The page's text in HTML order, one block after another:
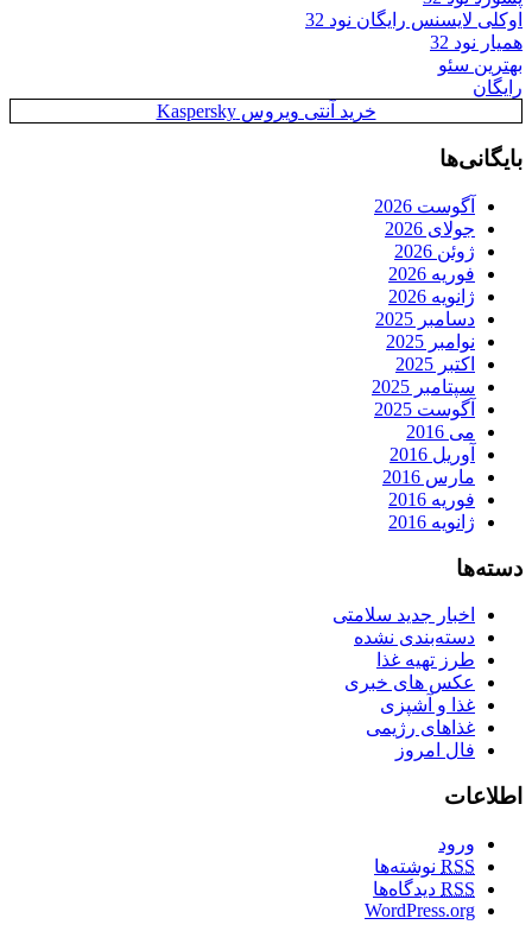
اوکلی لایسنس رایگان نود 32
همیار نود 32
بهترین سئو
رایگان
خرید آنتی ویروس Kaspersky
بایگانی‌ها
آگوست 2026
جولای 2026
ژوئن 2026
فوریه 2026
ژانویه 2026
دسامبر 2025
نوامبر 2025
اکتبر 2025
سپتامبر 2025
آگوست 2025
می 2016
آوریل 2016
مارس 2016
فوریه 2016
ژانویه 2016
دسته‌ها
اخبار جدید سلامتی
دسته‌بندی نشده
طرز تهیه غذا
عکس های خبری
غذا و آشپزی
غذاهای رژیمی
فال امروز
اطلاعات
ورود
RSS نوشته‌ها
RSS دیدگاه‌ها
WordPress.org